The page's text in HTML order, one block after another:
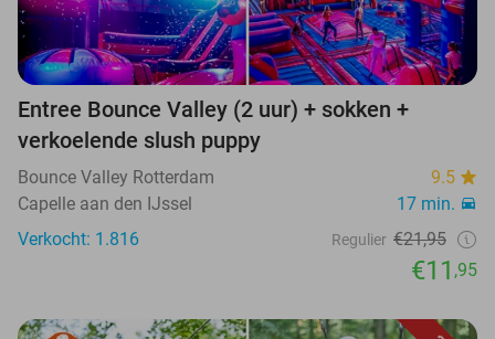
Entree Bounce Valley (2 uur) + sokken +
verkoelende slush puppy
Bounce Valley Rotterdam
9.5
Capelle aan den IJssel
17 min.
Verkocht: 1.816
Regulier €21,95
€11 ,95